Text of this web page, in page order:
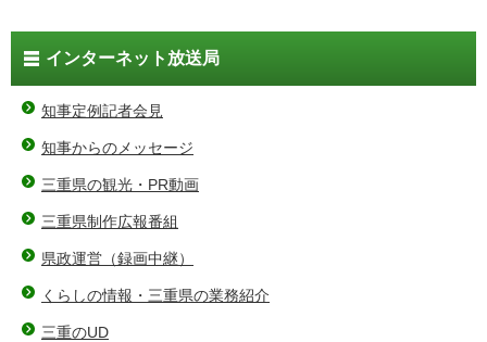
インターネット放送局
知事定例記者会見
知事からのメッセージ
三重県の観光・PR動画
三重県制作広報番組
県政運営（録画中継）
くらしの情報・三重県の業務紹介
三重のUD